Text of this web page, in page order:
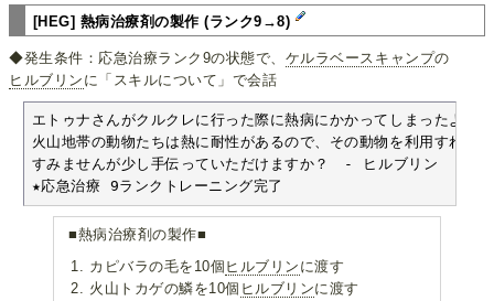
[HEG] 熱病治療剤の製作 (ランク9→8)
◆発生条件：応急治療ランク9の状態で、 ケルラベースキャンプの
ヒルブリン に「スキルについて」で会話
エトゥナさんがクルクレに行った際に熱病にかかってしまったよう
火山地帯の動物たちは熱に耐性があるので、その動物を利用すれば
すみませんが少し手伝っていただけますか？　- ヒルブリン
★応急治療 9ランクトレーニング完了
■熱病治療剤の製作■
カピバラの毛を10個 ヒルブリン に渡す
火山トカゲの鱗を10個 ヒルブリンに渡す